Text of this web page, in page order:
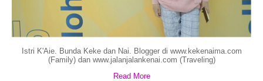
Istri K'Aie. Bunda Keke dan Nai. Blogger di www.kekenaima.com
(Family) dan www.jalanjalankenai.com (Traveling)
Read More